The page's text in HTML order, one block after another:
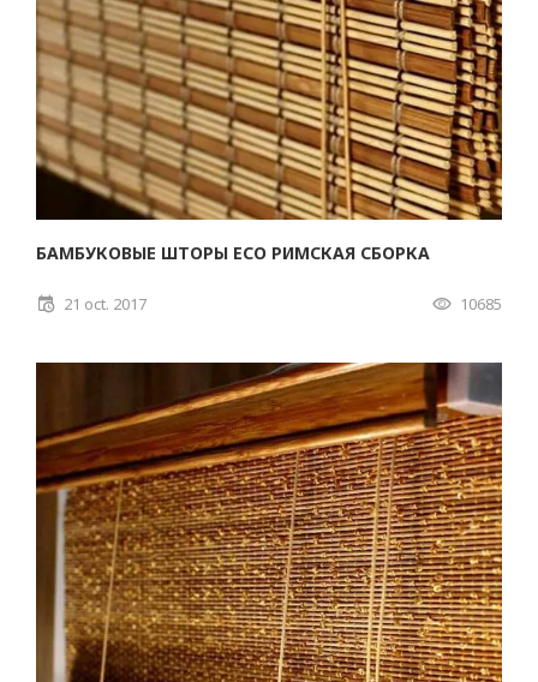
БАМБУКОВЫЕ ШТОРЫ ECO РИМСКАЯ СБОРКА
21 oct. 2017 10685